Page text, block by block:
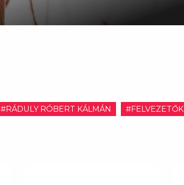
#RÁDULY RÓBERT KÁLMÁN #FELVEZETŐK